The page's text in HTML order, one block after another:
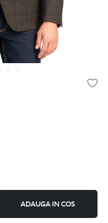
ADAUGA IN COS